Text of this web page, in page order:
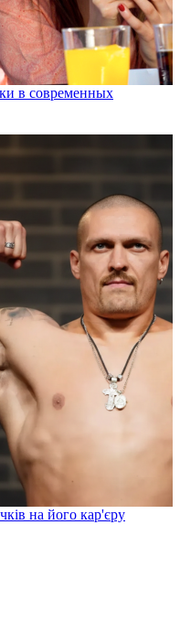
в современных
на його кар'єру